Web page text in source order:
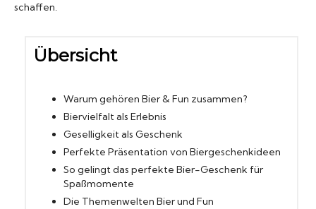
Geschenksets
Partyfässer
schaffen.
Übersicht
Warum gehören Bier & Fun zusammen?
Biervielfalt als Erlebnis
Geselligkeit als Geschenk
Perfekte Präsentation von Biergeschenkideen
So gelingt das perfekte Bier-Geschenk für
Spaßmomente
Die Themenwelten Bier und Fun